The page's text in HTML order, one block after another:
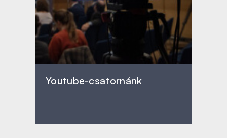
Youtube-csatornánk